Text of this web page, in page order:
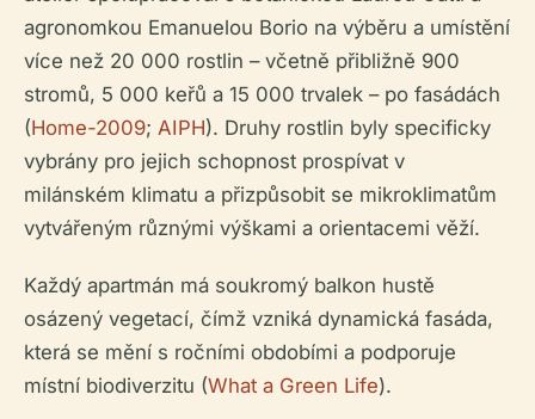
agronomkou Emanuelou Borio na výběru a umístění
více než 20 000 rostlin – včetně přibližně 900
stromů, 5 000 keřů a 15 000 trvalek – po fasádách
(Home-2009; AIPH). Druhy rostlin byly specificky
vybrány pro jejich schopnost prospívat v
milánském klimatu a přizpůsobit se mikroklimatům
vytvářeným různými výškami a orientacemi věží.
Každý apartmán má soukromý balkon hustě
osázený vegetací, čímž vzniká dynamická fasáda,
která se mění s ročními obdobími a podporuje
místní biodiverzitu (What a Green Life).